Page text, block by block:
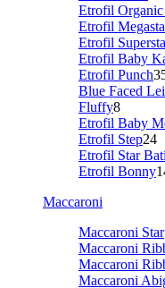
Etrofil
Etrofil
Etrofil
Etrofil Baby
Etrofil Punch
Blue Faced
Fluffy8
Etrofil Baby
Etrofil Step24
Etrofil Star
Etrofil Bonny
Maccaroni
Maccaroni Star
Maccaroni
Maccaroni
Maccaroni